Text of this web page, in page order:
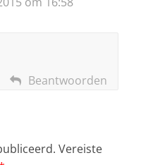
Beantwoorden
Vereiste